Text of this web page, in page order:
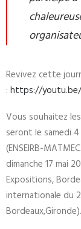
Revivez cette
: https://youtu.be/
Vous souhaitez
seront le samedi
(ENSEIRB-
dimanche 17 mai
Expositions,
internationale du
Bordeaux,Gironde).